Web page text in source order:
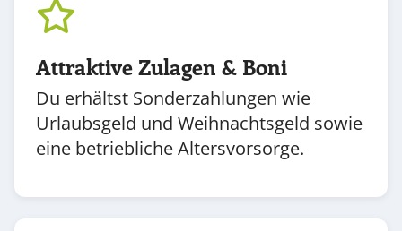
Attraktive Zulagen & Boni
Du erhältst Sonderzahlungen wie
Urlaubsgeld und Weihnachtsgeld sowie
eine betriebliche Altersvorsorge.